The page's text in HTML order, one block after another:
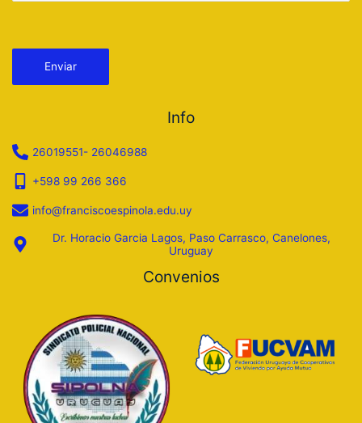
Info
26019551- 26046988
+598 99 266 366
info@franciscoespinola.edu.uy
Dr. Horacio Garcia Lagos, Paso Carrasco, Canelones,
Uruguay
Convenios